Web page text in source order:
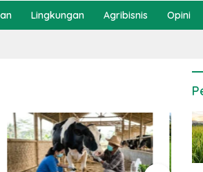
Lingkungan Agribisnis Opini